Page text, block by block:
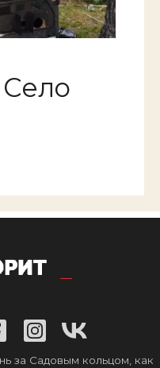
за Садовым кольцом, как